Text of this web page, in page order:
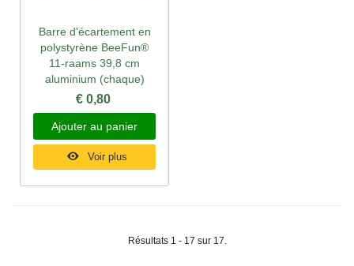
Barre d'écartement en
polystyrène BeeFun®
11-raams 39,8 cm
aluminium (chaque)
€ 0,80
Ajouter au panier
Voir plus
Résultats 1 - 17 sur 17.